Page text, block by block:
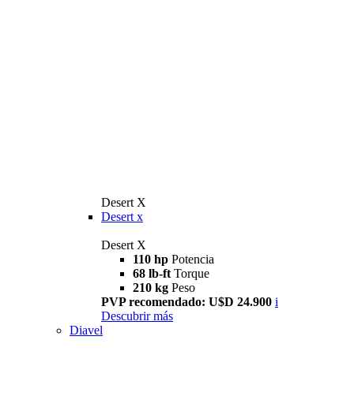
Desert X
Desert x
Desert X
110 hp Potencia
68 lb-ft Torque
210 kg Peso
PVP recomendado: U$D 24.900 i
Descubrir más
Diavel